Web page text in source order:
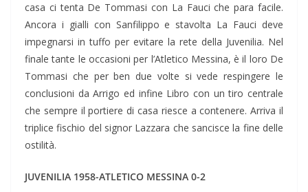
casa ci tenta De Tommasi con La Fauci che para facile.
Ancora i gialli con Sanfilippo e stavolta La Fauci deve
impegnarsi in tuffo per evitare la rete della Juvenilia. Nel
finale tante le occasioni per l’Atletico Messina, è il loro De
Tommasi che per ben due volte si vede respingere le
conclusioni da Arrigo ed infine Libro con un tiro centrale
che sempre il portiere di casa riesce a contenere. Arriva il
triplice fischio del signor Lazzara che sancisce la fine delle
ostilità.
JUVENILIA 1958-ATLETICO MESSINA 0-2